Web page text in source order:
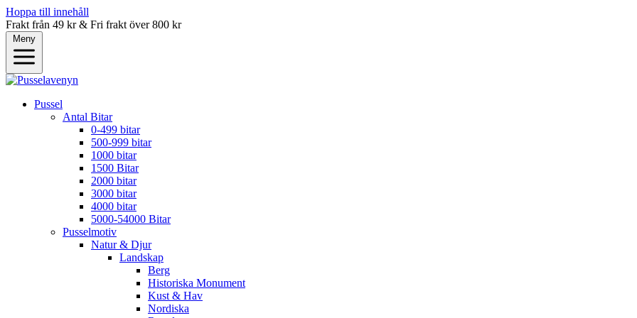
Hoppa till innehåll
Frakt från 49 kr & Fri frakt över 800 kr
Meny
Pussel
Antal Bitar
0-499 bitar
500-999 bitar
1000 bitar
1500 Bitar
2000 bitar
3000 bitar
4000 bitar
5000-54000 Bitar
Pusselmotiv
Natur & Djur
Landskap
Berg
Historiska Monument
Kust & Hav
Nordiska